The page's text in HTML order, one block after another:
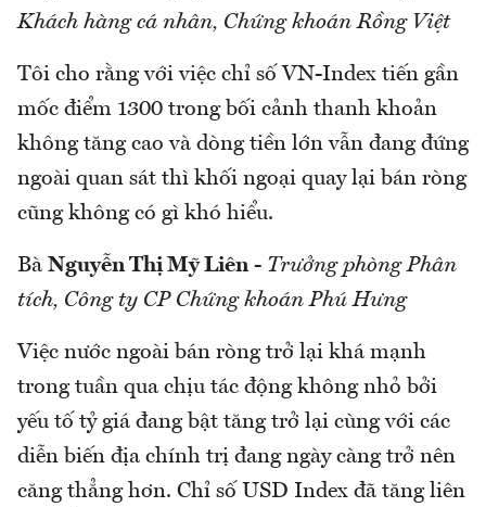
Khách hàng cá nhân, Chứng khoán Rồng Việt
Tôi cho rằng với việc chỉ số VN-Index tiến gần
mốc điểm 1300 trong bối cảnh thanh khoản
không tăng cao và dòng tiền lớn vẫn đang đứng
ngoài quan sát thì khối ngoại quay lại bán ròng
cũng không có gì khó hiểu.
Bà Nguyễn Thị Mỹ Liên- Trưởng phòng Phân
tích, Công ty CP Chứng khoán Phú Hưng
Việc nước ngoài bán ròng trở lại khá mạnh
trong tuần qua chịu tác động không nhỏ bởi
yếu tố tỷ giá đang bật tăng trở lại cùng với các
diễn biến địa chính trị đang ngày càng trở nên
căng thẳng hơn. Chỉ số USD Index đã tăng liên